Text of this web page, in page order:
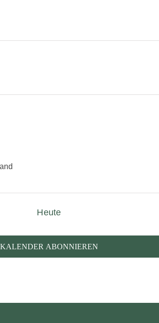
Heute
KALENDER ABONNIEREN